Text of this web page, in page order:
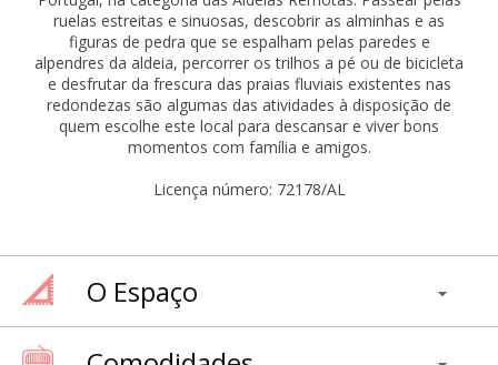
ruelas estreitas e sinuosas, descobrir as alminhas e as
figuras de pedra que se espalham pelas paredes e
alpendres da aldeia, percorrer os trilhos a pé ou de bicicleta
e desfrutar da frescura das praias fluviais existentes nas
redondezas são algumas das atividades à disposição de
quem escolhe este local para descansar e viver bons
momentos com família e amigos.
Licença número: 72178/AL
O Espaço